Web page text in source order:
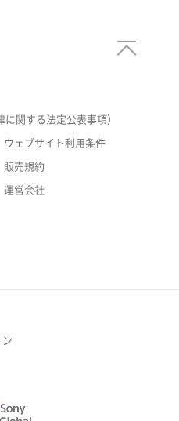
関する法定公表事項）
ウェブサイト利用条件
販売規約
運営会社
ン